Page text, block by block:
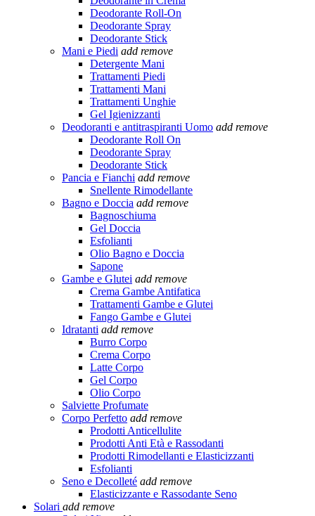
Deodorante Roll-On
Deodorante Spray
Deodorante Stick
Mani e Piedi add remove
Detergente Mani
Trattamenti Piedi
Trattamenti Mani
Trattamenti Unghie
Gel Igienizzanti
Deodoranti e antitraspiranti Uomo add remove
Deodorante Roll On
Deodorante Spray
Deodorante Stick
Pancia e Fianchi add remove
Snellente Rimodellante
Bagno e Doccia add remove
Bagnoschiuma
Gel Doccia
Esfolianti
Olio Bagno e Doccia
Sapone
Gambe e Glutei add remove
Crema Gambe Antifatica
Trattamenti Gambe e Glutei
Fango Gambe e Glutei
Idratanti add remove
Burro Corpo
Crema Corpo
Latte Corpo
Gel Corpo
Olio Corpo
Salviette Profumate
Corpo Perfetto add remove
Prodotti Anticellulite
Prodotti Anti Età e Rassodanti
Prodotti Rimodellanti e Elasticizzanti
Esfolianti
Seno e Decolleté add remove
Elasticizzante e Rassodante Seno
Solari add remove